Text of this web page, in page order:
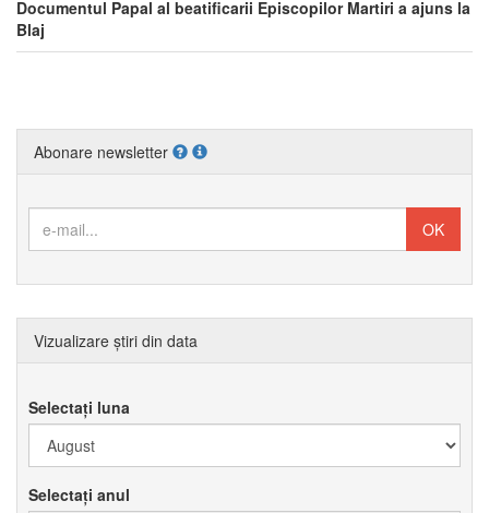
Documentul Papal al beatificarii Episcopilor Martiri a ajuns la
Blaj
Abonare newsletter
Vizualizare știri din data
Selectați luna
Selectați anul